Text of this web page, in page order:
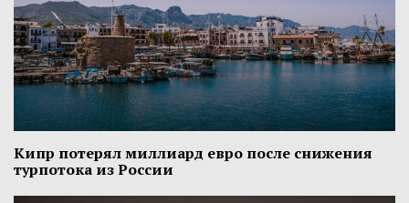
Кипр потерял миллиард евро после снижения
турпотока из России